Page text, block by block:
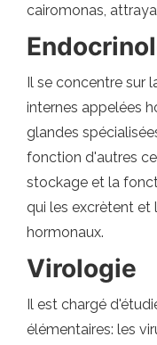
cairomonas,
Il se concentre sur
internes appelées
glandes
fonction d'autres
stockage et la
qui les excrètent et
hormonaux.
Virologie
Il est chargé
élémentaires: les